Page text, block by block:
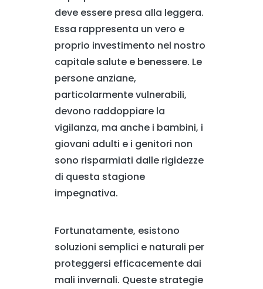
deve essere presa alla leggera.
Essa rappresenta un vero e
proprio investimento nel nostro
capitale salute e benessere. Le
persone anziane,
particolarmente vulnerabili,
devono raddoppiare la
vigilanza, ma anche i bambini, i
giovani adulti e i genitori non
sono risparmiati dalle rigidezze
di questa stagione
impegnativa.
Fortunatamente, esistono
soluzioni semplici e naturali per
proteggersi efficacemente dai
mali invernali. Queste strategie